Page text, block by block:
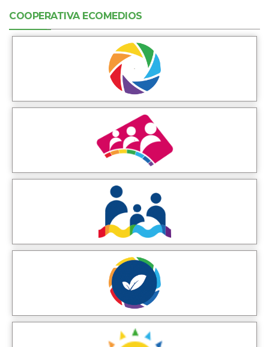
COOPERATIVA ECOMEDIOS